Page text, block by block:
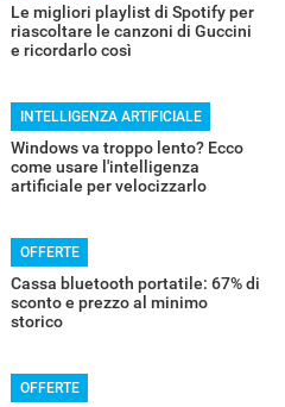
Le migliori playlist di Spotify per
riascoltare le canzoni di Guccini
e ricordarlo così
INTELLIGENZA ARTIFICIALE
Windows va troppo lento? Ecco
come usare l'intelligenza
artificiale per velocizzarlo
OFFERTE
Cassa bluetooth portatile: 67% di
sconto e prezzo al minimo
storico
OFFERTE